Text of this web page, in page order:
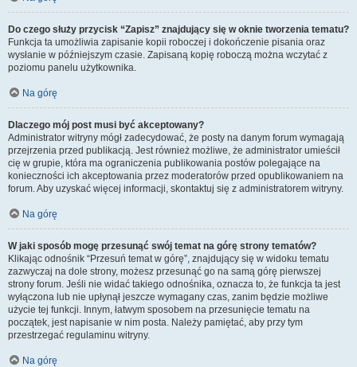
Do czego służy przycisk “Zapisz” znajdujący się w oknie tworzenia tematu?
Funkcja ta umożliwia zapisanie kopii roboczej i dokończenie pisania oraz
wysłanie w późniejszym czasie. Zapisaną kopię roboczą można wczytać z
poziomu panelu użytkownika.
Na górę
Dlaczego mój post musi być akceptowany?
Administrator witryny mógł zadecydować, że posty na danym forum wymagają
przejrzenia przed publikacją. Jest również możliwe, że administrator umieścił
cię w grupie, która ma ograniczenia publikowania postów polegające na
konieczności ich akceptowania przez moderatorów przed opublikowaniem na
forum. Aby uzyskać więcej informacji, skontaktuj się z administratorem witryny.
Na górę
W jaki sposób mogę przesunąć swój temat na górę strony tematów?
Klikając odnośnik “Przesuń temat w górę”, znajdujący się w widoku tematu
zazwyczaj na dole strony, możesz przesunąć go na samą górę pierwszej
strony forum. Jeśli nie widać takiego odnośnika, oznacza to, że funkcja ta jest
wyłączona lub nie upłynął jeszcze wymagany czas, zanim będzie możliwe
użycie tej funkcji. Innym, łatwym sposobem na przesunięcie tematu na
początek, jest napisanie w nim posta. Należy pamiętać, aby przy tym
przestrzegać regulaminu witryny.
Na górę